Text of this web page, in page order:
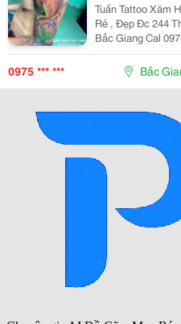
Tuấn Tattoo Xăm
Rẻ , Đẹp Đc 244
Bắc Giang Cal
Hình Xăm Cá
Thiết Kế Hình
0975 *** *** Bắc